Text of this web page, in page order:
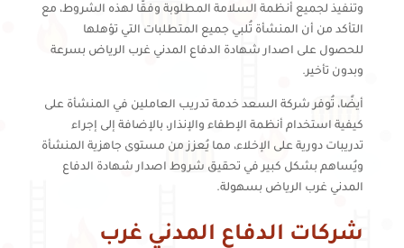
وتنفيذ لجميع أنظمة السلامة المطلوبة وفقًا لهذه الشروط، مع
التأكد من أن المنشأة تُلبي جميع المتطلبات التي تؤهلها
للحصول على اصدار شهادة الدفاع المدني غرب الرياض بسرعة
وبدون تأخير.
أيضًا، تُوفر شركة السعد خدمة تدريب العاملين في المنشأة على
كيفية استخدام أنظمة الإطفاء والإنذار، بالإضافة إلى إجراء
تدريبات دورية على الإخلاء، مما يُعزز من مستوى جاهزية المنشأة
ويُساهم بشكل كبير في تحقيق شروط اصدار شهادة الدفاع
المدني غرب الرياض بسهولة.
شركات الدفاع المدني غرب